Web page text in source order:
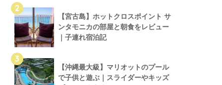
2
【宮古島】ホットクロスポイント サ
ンタモニカの部屋と朝食をレビュー
｜子連れ宿泊記
3
【沖縄最大級】マリオットのプール
で子供と遊ぶ｜スライダーやキッズ